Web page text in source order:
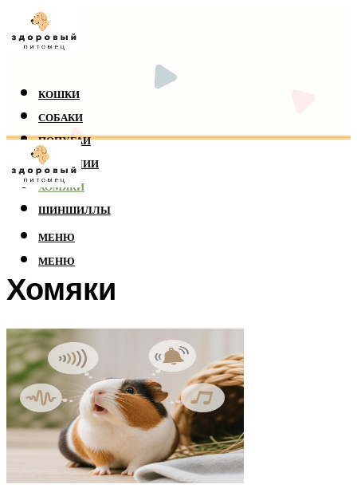
КОШКИ
СОБАКИ
ПОПУГАИ
РЕПТИЛИИ
ХОМЯКИ
ШИНШИЛЛЫ
МЕНЮ
МЕНЮ
Хомяки